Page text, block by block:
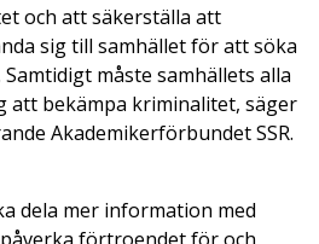
och att säkerställa att
sig till samhället för att söka
måste samhällets alla
att bekämpa kriminalitet, säger
Akademikerförbundet SSR.
dela mer information med